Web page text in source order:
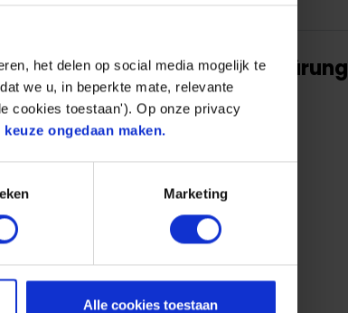
het delen op social media mogelijk te
we u, in beperkte mate, relevante
cookies toestaan'). Op onze privacy
ongedaan maken.
Marketing
Alle cookies toestaan
Datenschutzerklärung
Mehr